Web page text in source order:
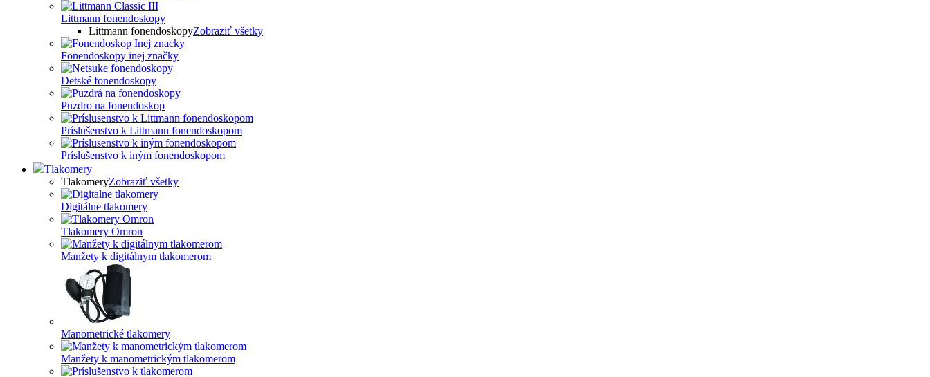
Littmann fonendoskopy
Littmann fonendoskopyZobraziť všetky
Fonendoskopy inej značky
Detské fonendoskopy
Puzdro na fonendoskop
Príslušenstvo k Littmann fonendoskopom
Príslušenstvo k iným fonendoskopom
Tlakomery
TlakomeryZobraziť všetky
Digitálne tlakomery
Tlakomery Omron
Manžety k digitálnym tlakomerom
Manometrické tlakomery
Manžety k manometrickým tlakomerom